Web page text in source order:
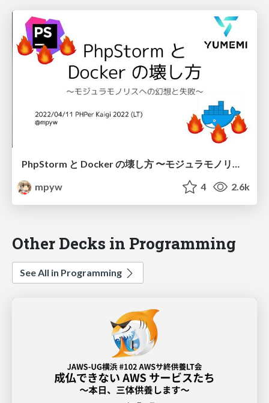
PhpStorm と Docker の壊し方 〜モジュラモノリスへの幻想と失敗〜
mpyw
4 2.6k
Other Decks in Programming
See All in Programming